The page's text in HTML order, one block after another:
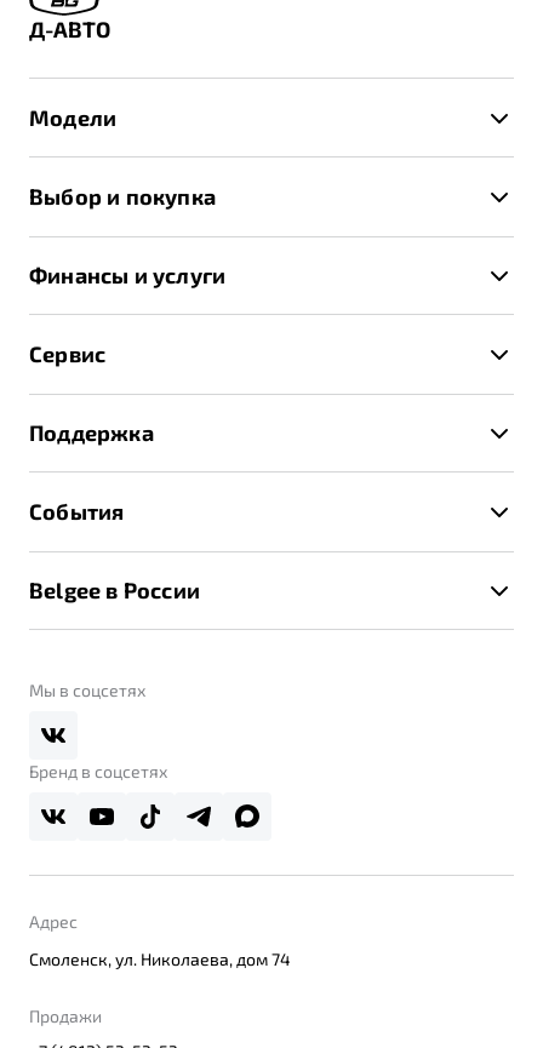
Д-АВТО
Модели
X70
Выбор и покупка
Записаться на тест-драйв
Получить предложение
Финансы и услуги
Страхование
Расчет КАСКО
Сервис
Техническое обслуживание
Калькулятор ТО
Поддержка
Помощь на дорогах
Belgee Линк
Реферальная программа
События
Belgee в России
О дилерском центре
Правовая информация
Мы в соцсетях
Бренд в соцсетях
Адрес
Смоленск, ул. Николаева, дом 74
Продажи